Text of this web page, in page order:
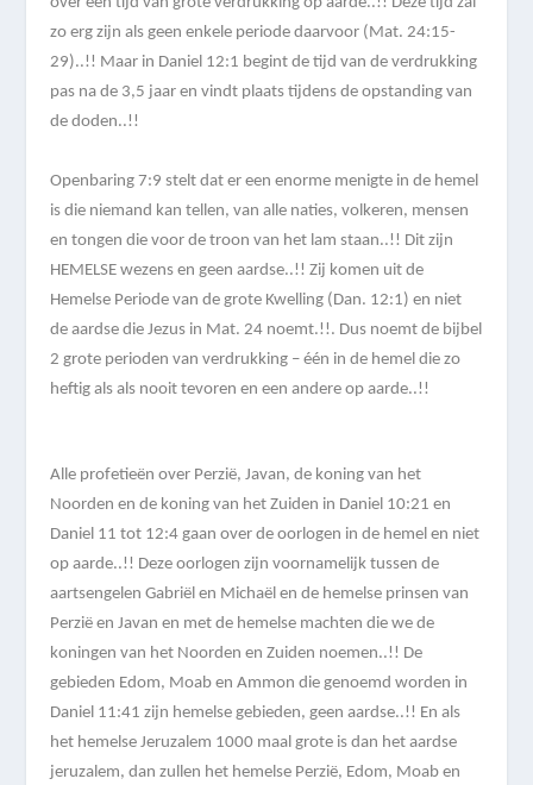
zo erg zijn als geen enkele periode daarvoor (Mat. 24:15-
29)..!! Maar in Daniel 12:1 begint de tijd van de verdrukking
pas na de 3,5 jaar en vindt plaats tijdens de opstanding van
de doden..!!
Openbaring 7:9 stelt dat er een enorme menigte in de hemel
is die niemand kan tellen, van alle naties, volkeren, mensen
en tongen die voor de troon van het lam staan..!! Dit zijn
HEMELSE wezens en geen aardse..!! Zij komen uit de
Hemelse Periode van de grote Kwelling (Dan. 12:1) en niet
de aardse die Jezus in Mat. 24 noemt.!!. Dus noemt de bijbel
2 grote perioden van verdrukking – één in de hemel die zo
heftig als als nooit tevoren en een andere op aarde..!!
Alle profetieën over Perzië, Javan, de koning van het
Noorden en de koning van het Zuiden in Daniel 10:21 en
Daniel 11 tot 12:4 gaan over de oorlogen in de hemel en niet
op aarde..!! Deze oorlogen zijn voornamelijk tussen de
aartsengelen Gabriël en Michaël en de hemelse prinsen van
Perzië en Javan en met de hemelse machten die we de
koningen van het Noorden en Zuiden noemen..!! De
gebieden Edom, Moab en Ammon die genoemd worden in
Daniel 11:41 zijn hemelse gebieden, geen aardse..!! En als
het hemelse Jeruzalem 1000 maal grote is dan het aardse
jeruzalem, dan zullen het hemelse Perzië, Edom, Moab en